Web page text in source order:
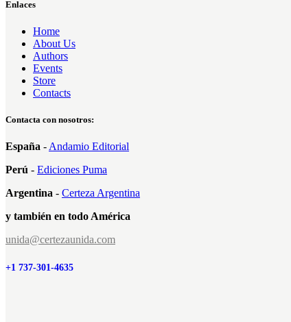
Enlaces
Home
About Us
Authors
Events
Store
Contacts
Contacta con nosotros:
España - Andamio Editorial
Perú - Ediciones Puma
Argentina - Certeza Argentina
y también en todo América
unida@certezaunida.com
+1 737-301-4635